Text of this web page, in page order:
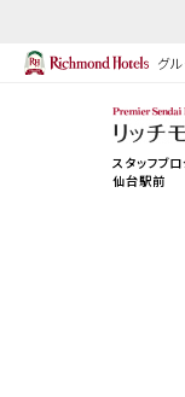
グ
スタッフブ
仙台駅前